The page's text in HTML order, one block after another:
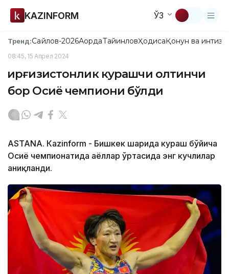
KAZINFORM ЎЗ
Тренд:Сайлов-2026АқордаТайинловҲодисаҚонун ва
08:45, 15 Апрел 2024
Қирғизистонлик курашчи олтинчи
бор Осиё чемпиони бўлди
ASTANА. Кazinform - Бишкек шаҳрида кураш бўйича
Осиё чемпионатида аёллар ўртасида энг кучлилар
аниқланди.